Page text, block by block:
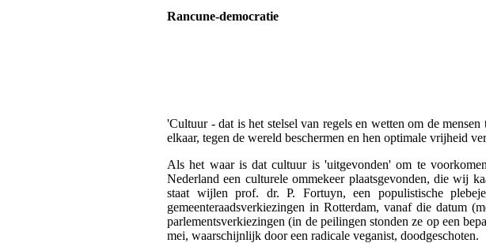
Rancune-democratie
'Cultuur - dat is het stelsel van regels en wetten om de
elkaar, tegen de wereld beschermen en hen optimale vrijheid
Als het waar is dat cultuur is 'uitgevonden' om te
Nederland een culturele ommekeer plaatsgevonden, die wij
staat wijlen prof. dr. P. Fortuyn, een populistische
gemeenteraadsverkiezingen in Rotterdam, vanaf die datum
parlementsverkiezingen (in de peilingen stonden ze op een
mei, waarschijnlijk door een radicale veganist, doodgeschoten.